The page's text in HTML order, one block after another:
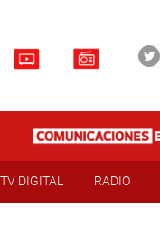
TV DIGITAL RADIO